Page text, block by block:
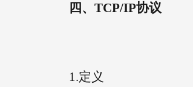
四、 TCP/IP协议
1.定义